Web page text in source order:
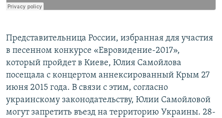
Представительница России, избранная для участия
в песенном конкурсе «Евровидение-2017»,
который пройдет в Киеве, Юлия Самойлова
посещала с концертом аннексированный Крым 27
июня 2015 года. В связи с этим, согласно
украинскому законодательству, Юлии Самойловой
могут запретить въезд на территорию Украины.​ 28-